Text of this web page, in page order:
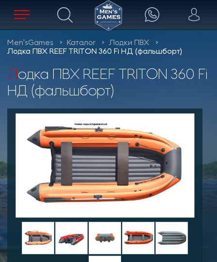
Men'sGames Каталог
Лодки ПВХ
Лодка ПВХ REEF TRITON 360 Fi НД (фальшборт)
Лодка ПВХ REEF TRITON 360 Fi
НД (фальшборт)